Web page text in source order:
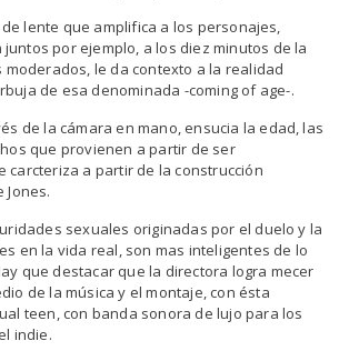
lente que amplifica a los personajes,
juntos por ejemplo, a los diez minutos de la
moderados, le da contexto a la realidad
de esa denominada -coming of age-.
de la cámara en mano, ensucia la edad, las
que provienen a partir de ser
carcteriza a partir de la construcción
Jones.
sexuales originadas por el duelo y la
en la vida real, son mas inteligentes de lo
que destacar que la directora logra mecer
de la música y el montaje, con ésta
teen, con banda sonora de lujo para los
indie.